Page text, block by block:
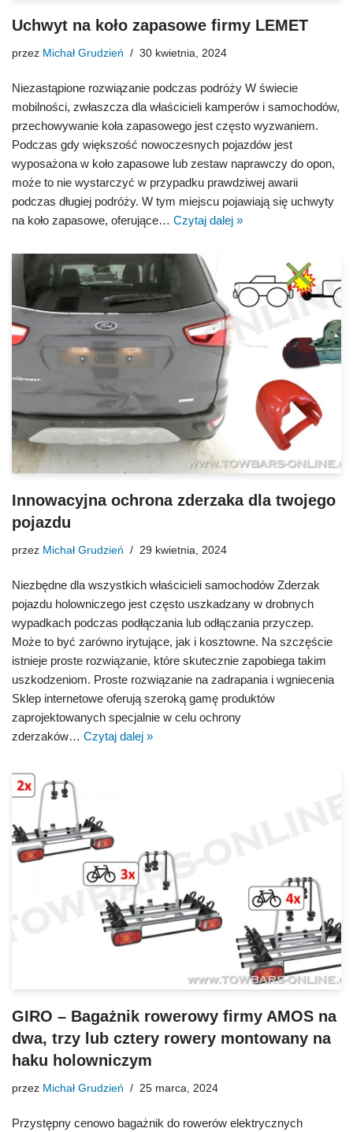
Uchwyt na koło zapasowe firmy LEMET
przez Michał Grudzień 30 kwietnia, 2024
Niezastąpione rozwiązanie podczas podróży W świecie
mobilności, zwłaszcza dla właścicieli kamperów i samochodów,
przechowywanie koła zapasowego jest często wyzwaniem.
Podczas gdy większość nowoczesnych pojazdów jest
wyposażona w koło zapasowe lub zestaw naprawczy do opon,
może to nie wystarczyć w przypadku prawdziwej awarii
podczas długiej podróży. W tym miejscu pojawiają się uchwyty
na koło zapasowe, oferujące… Czytaj dalej »
Innowacyjna ochrona zderzaka dla twojego
pojazdu
przez Michał Grudzień 29 kwietnia, 2024
Niezbędne dla wszystkich właścicieli samochodów Zderzak
pojazdu holowniczego jest często uszkadzany w drobnych
wypadkach podczas podłączania lub odłączania przyczep.
Może to być zarówno irytujące, jak i kosztowne. Na szczęście
istnieje proste rozwiązanie, które skutecznie zapobiega takim
uszkodzeniom. Proste rozwiązanie na zadrapania i wgniecenia
Sklep internetowe oferują szeroką gamę produktów
zaprojektowanych specjalnie w celu ochrony
zderzaków… Czytaj dalej »
GIRO – Bagażnik rowerowy firmy AMOS na
dwa, trzy lub cztery rowery montowany na
haku holowniczym
przez Michał Grudzień 25 marca, 2024
Przystępny cenowo bagażnik do rowerów elektrycznych